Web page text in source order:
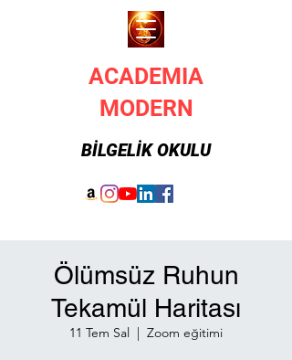
ACADEMIA
MODERN
BİLGELİK OKULU
Ölümsüz Ruhun
Tekamül Haritası
11 Tem Sal
  |
Zoom eğitimi